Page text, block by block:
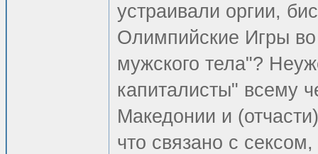
устраивали оргии,
Олимпийские Игры во
мужского тела"?
капиталисты" всему
Македонии и
что связано с